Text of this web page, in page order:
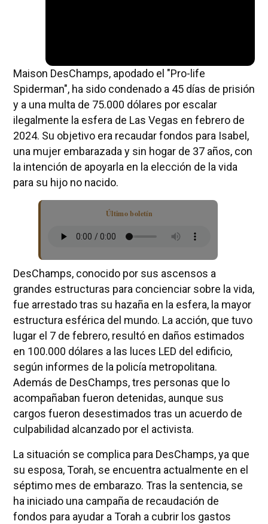
Maison DesChamps, apodado el "Pro-life
Spiderman", ha sido condenado a 45 días de prisión
y a una multa de 75.000 dólares por escalar
ilegalmente la esfera de Las Vegas en febrero de
2024. Su objetivo era recaudar fondos para Isabel,
una mujer embarazada y sin hogar de 37 años, con
la intención de apoyarla en la elección de la vida
para su hijo no nacido.
Último boletín
DesChamps, conocido por sus ascensos a
grandes estructuras para concienciar sobre la vida,
fue arrestado tras su hazaña en la esfera, la mayor
estructura esférica del mundo. La acción, que tuvo
lugar el 7 de febrero, resultó en daños estimados
en 100.000 dólares a las luces LED del edificio,
según informes de la policía metropolitana.
Además de DesChamps, tres personas que lo
acompañaban fueron detenidas, aunque sus
cargos fueron desestimados tras un acuerdo de
culpabilidad alcanzado por el activista.
La situación se complica para DesChamps, ya que
su esposa, Torah, se encuentra actualmente en el
séptimo mes de embarazo. Tras la sentencia, se
ha iniciado una campaña de recaudación de
fondos para ayudar a Torah a cubrir los gastos